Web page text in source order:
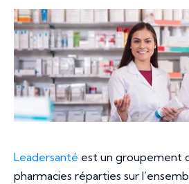
Leadersanté est un groupement
pharmacies réparties sur